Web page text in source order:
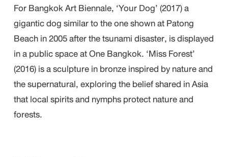
For Bangkok Art Biennale, ‘Your Dog’ (2017) a
gigantic dog similar to the one shown at Patong
Beach in 2005 after the tsunami disaster, is displayed
in a public space at One Bangkok. ‘Miss Forest’
(2016) is a sculpture in bronze inspired by nature and
the supernatural, exploring the belief shared in Asia
that local spirits and nymphs protect nature and
forests.